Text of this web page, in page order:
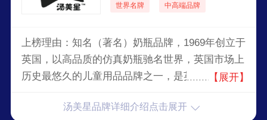
世界名牌 中高端品牌
上榜理由：知名（著名）奶瓶品牌，1969年创立于
英国，以高品质的仿真奶瓶驰名世界，英国市场上
历史最悠久的儿童用品品牌之一，是英国领先的婴
器、餐具和婴儿护理用品。品牌以创新设计、实用
【展开】
汤美星品牌详细介绍点击展开